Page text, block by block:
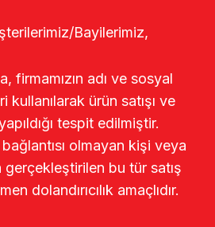
Bayilerimiz,
firmamızın adı ve sosyal
kullanılarak ürün satışı ve
tespit edilmiştir.
olmayan kişi veya
gerçekleştirilen bu tür satış
dolandırıcılık amaçlıdır.